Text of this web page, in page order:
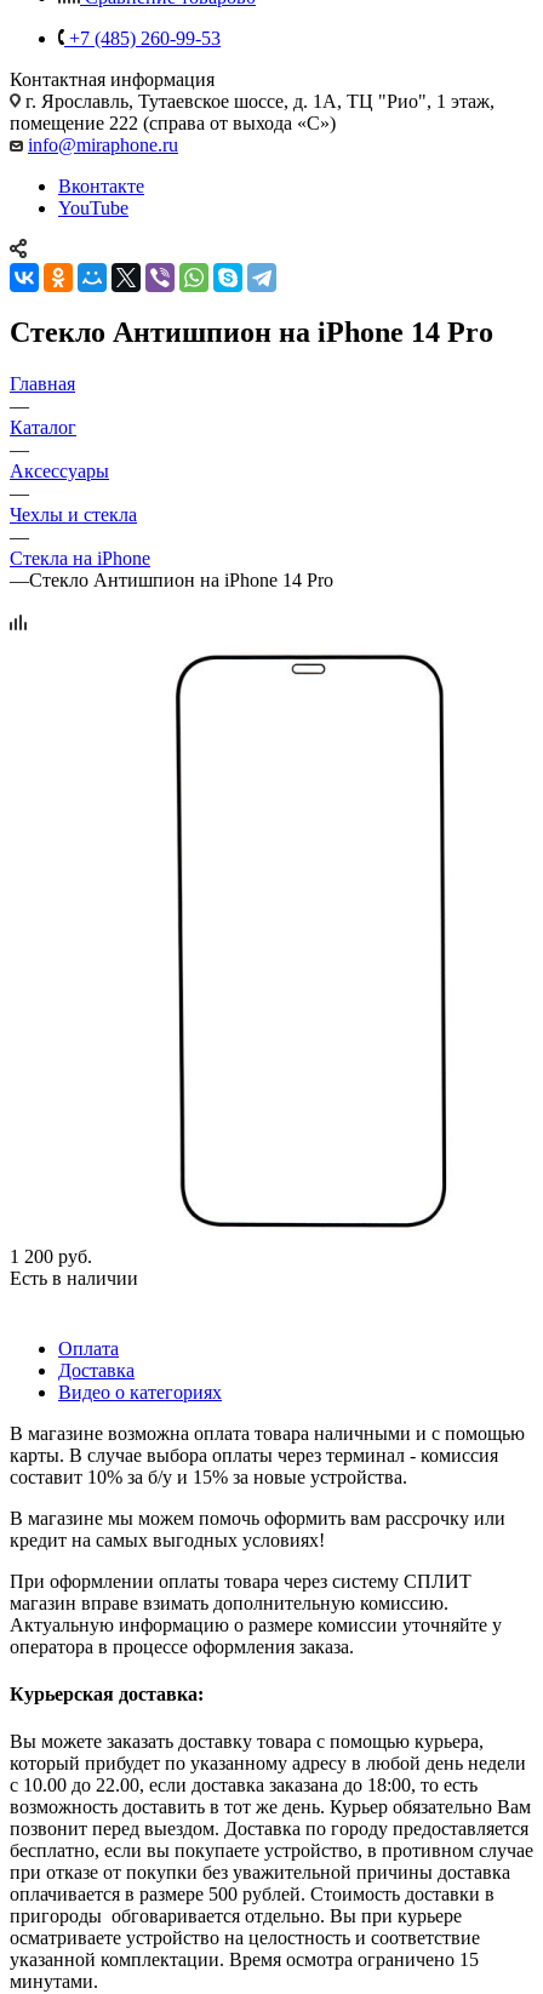
+7 (485) 260-99-53
Контактная информация
г. Ярославль, Тутаевское шоссе, д. 1А, ТЦ "Рио", 1 этаж,
помещение 222 (справа от выхода «С»)
info@miraphone.ru
Вконтакте
YouTube
Стекло Антишпион на iPhone 14 Pro
Главная
—
Каталог
—
Аксессуары
—
Чехлы и стекла
—
Стекла на iPhone
—Стекло Антишпион на iPhone 14 Pro
1 200 руб.
Есть в наличии
Оплата
Доставка
Видео о категориях
В магазине возможна оплата товара наличными и с помощью
карты. В случае выбора оплаты через терминал - комиссия
составит 10% за б/у и 15% за новые устройства.
В магазине мы можем помочь оформить вам рассрочку или
кредит на самых выгодных условиях!
При оформлении оплаты товара через систему СПЛИТ
магазин вправе взимать дополнительную комиссию.
Актуальную информацию о размере комиссии уточняйте у
оператора в процессе оформления заказа.
Курьерская доставка:
Вы можете заказать доставку товара с помощью курьера,
который прибудет по указанному адресу в любой день недели
с 10.00 до 22.00, если доставка заказана до 18:00, то есть
возможность доставить в тот же день. Курьер обязательно Вам
позвонит перед выездом. Доставка по городу предоставляется
бесплатно, если вы покупаете устройство, в противном случае
при отказе от покупки без уважительной причины доставка
оплачивается в размере 500 рублей. Стоимость доставки в
пригороды обговаривается отдельно. Вы при курьере
осматриваете устройство на целостность и соответствие
указанной комплектации. Время осмотра ограничено 15
минутами.